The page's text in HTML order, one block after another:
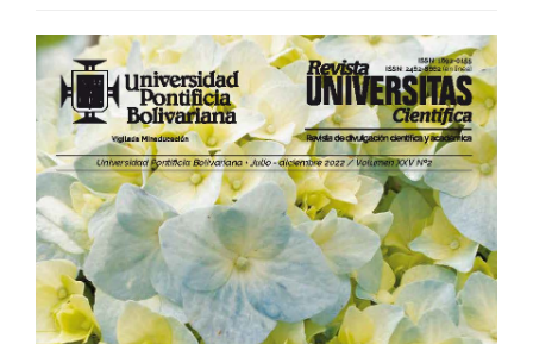
Article
Sidebar